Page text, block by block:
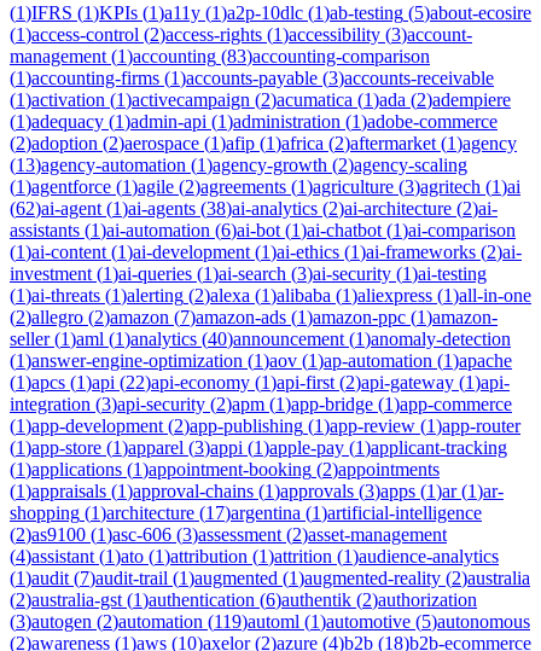
(1)IFRS (1)KPIs (1)a11y (1)a2p-10dlc (1)ab-testing (5)about-ecosire
(1)access-control (2)access-rights (1)accessibility (3)account-
management (1)accounting (83)accounting-comparison
(1)accounting-firms (1)accounts-payable (3)accounts-receivable
(1)activation (1)activecampaign (2)acumatica (1)ada (2)adempiere
(1)adequacy (1)admin-api (1)administration (1)adobe-commerce
(2)adoption (2)aerospace (1)afip (1)africa (2)aftermarket (1)agency
(13)agency-automation (1)agency-growth (2)agency-scaling
(1)agentforce (1)agile (2)agreements (1)agriculture (3)agritech (1)ai
(62)ai-agent (1)ai-agents (38)ai-analytics (2)ai-architecture (2)ai-
assistants (1)ai-automation (6)ai-bot (1)ai-chatbot (1)ai-comparison
(1)ai-content (1)ai-development (1)ai-ethics (1)ai-frameworks (2)ai-
investment (1)ai-queries (1)ai-search (3)ai-security (1)ai-testing
(1)ai-threats (1)alerting (2)alexa (1)alibaba (1)aliexpress (1)all-in-one
(2)allegro (2)amazon (7)amazon-ads (1)amazon-ppc (1)amazon-
seller(1)aml (1)analytics (40)announcement (1)anomaly-detection
(1)answer-engine-optimization (1)aov (1)ap-automation (1)apache
(1)apcs (1)api (22)api-economy (1)api-first (2)api-gateway (1)api-
integration (3)api-security (2)apm (1)app-bridge (1)app-commerce
(1)app-development (2)app-publishing (1)app-review (1)app-router
(1)app-store (1)apparel (3)appi (1)apple-pay (1)applicant-tracking
(1)applications (1)appointment-booking (2)appointments
(1)appraisals (1)approval-chains (1)approvals (3)apps (1)ar(1)ar-
shopping (1)architecture (17)argentina (1)artificial-intelligence
(2)as9100 (1)asc-606 (3)assessment (2)asset-management
(4)assistant (1)ato (1)attribution (1)attrition (1)audience-analytics
(1)audit (7)audit-trail (1)augmented (1)augmented-reality (2)australia
(2)australia-gst (1)authentication (6)authentik (2)authorization
(3)autogen (2)automation (119)automl (1)automotive (5)autonomous
(2)awareness (1)aws (10)axelor(2)azure (4)b2b (18)b2b-ecommerce